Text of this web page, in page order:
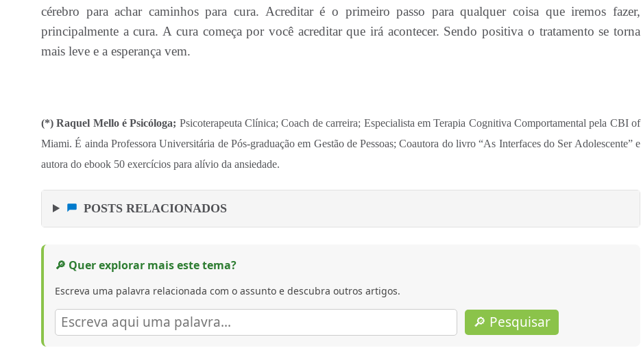
cérebro para achar caminhos para cura. Acreditar é o primeiro passo para qualquer coisa que iremos fazer,
principalmente a cura. A cura começa por você acreditar que irá acontecer. Sendo positiva o tratamento se torna
mais leve e a esperança vem.
(*) Raquel Mello é Psicóloga; Psicoterapeuta Clínica; Coach de carreira; Especialista em Terapia Cognitiva Comportamental pela CBI of
Miami. É ainda Professora Universitária de Pós-graduação em Gestão de Pessoas; Coautora do livro “As Interfaces do Ser Adolescente” e
autora do ebook 50 exercícios para alívio da ansiedade.
POSTS RELACIONADOS
🔎 Quer explorar mais este tema?
Escreva uma palavra relacionada com o assunto e descubra outros artigos.
🔎 Pesquisar